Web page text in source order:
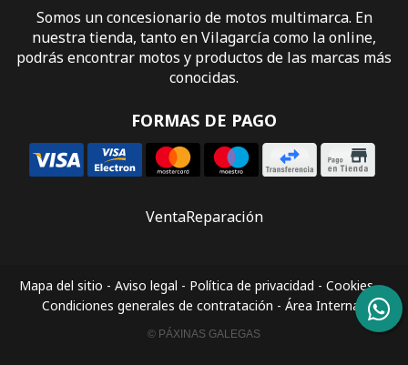
Somos un concesionario de motos multimarca. En
nuestra tienda, tanto en Vilagarcía como la online,
podrás encontrar motos y productos de las marcas más
conocidas.
FORMAS DE PAGO
VentaReparación
Mapa del sitio - Aviso legal - Política de privacidad - Cookies-
Condiciones generales de contratación - Área Interna
© PÁXINAS GALEGAS